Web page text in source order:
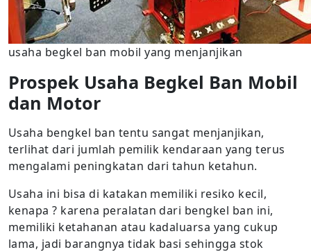
usaha begkel ban mobil yang menjanjikan
Prospek Usaha Begkel Ban Mobil
dan Motor
Usaha bengkel ban tentu sangat menjanjikan,
terlihat dari jumlah pemilik kendaraan yang terus
mengalami peningkatan dari tahun ketahun.
Usaha ini bisa di katakan memiliki resiko kecil,
kenapa ? karena peralatan dari bengkel ban ini,
memiliki ketahanan atau kadaluarsa yang cukup
lama, jadi barangnya tidak basi sehingga stok